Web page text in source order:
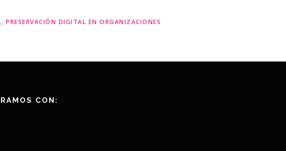
, PRESERVACIÓN DIGITAL EN ORGANIZACIONES
CON: